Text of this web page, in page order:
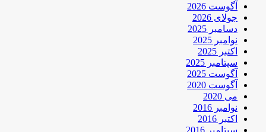
آگوست 2026
جولای 2026
دسامبر 2025
نوامبر 2025
اکتبر 2025
سپتامبر 2025
آگوست 2025
آگوست 2020
می 2020
نوامبر 2016
اکتبر 2016
سپتامبر 2016